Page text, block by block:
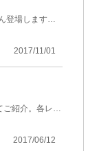
2017年のディズニー・クリスマスではディズニーシーでも期間限定メニューがたくさん登場します！販売期...
2017/11/01
東京ディズニーシーにある「アメリカンウォーターフロント」のレストランをまとめてご紹介。各レストラ...
2017/06/12